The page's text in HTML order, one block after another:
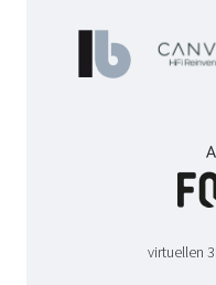
virtuellen